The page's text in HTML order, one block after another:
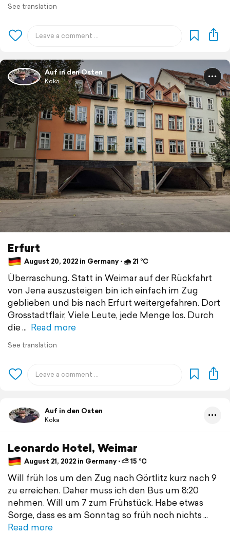
See translation
Auf in den Osten
Koka
Erfurt
August 20, 2022 in Germany ⋅ 🌧 21 °C
Überraschung. Statt in Weimar auf der Rückfahrt
von Jena auszusteigen bin ich einfach im Zug
geblieben und bis nach Erfurt weitergefahren. Dort
Grosstadtflair, Viele Leute, jede Menge los. Durch
die
Read more
See translation
Auf in den Osten
Koka
Leonardo Hotel, Weimar
August 21, 2022 in Germany ⋅ ⛅ 15 °C
Will früh los um den Zug nach Görtlitz kurz nach 9
zu erreichen. Daher muss ich den Bus um 8:20
nehmen. Will um 7 zum Frühstück. Habe etwas
Sorge, dass es am Sonntag so früh noch nichts
Read more